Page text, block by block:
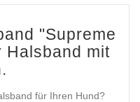
"Supreme
Halsband mit
für Ihren Hund?